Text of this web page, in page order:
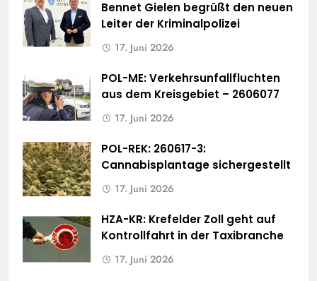
Bennet Gielen begrüßt den neuen
Leiter der Kriminalpolizei
17. Juni 2026
POL-ME: Verkehrsunfallfluchten
aus dem Kreisgebiet – 2606077
17. Juni 2026
POL-REK: 260617-3:
Cannabisplantage sichergestellt
17. Juni 2026
HZA-KR: Krefelder Zoll geht auf
Kontrollfahrt in der Taxibranche
17. Juni 2026